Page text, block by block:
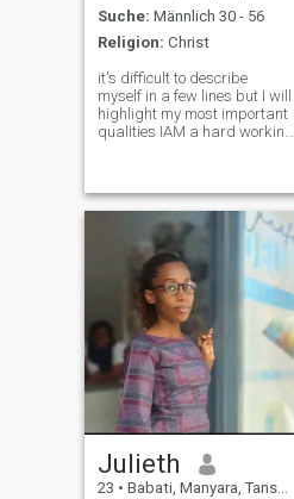
Suche: Männlich 30 - 56
Religion: Christ
it's difficult to describe
myself in a few lines but I will
highlight my most important
qualities IAM a hard working
consider myself a woman
with a very strong character
Julieth
23 • Babati, Manyara, Tansania